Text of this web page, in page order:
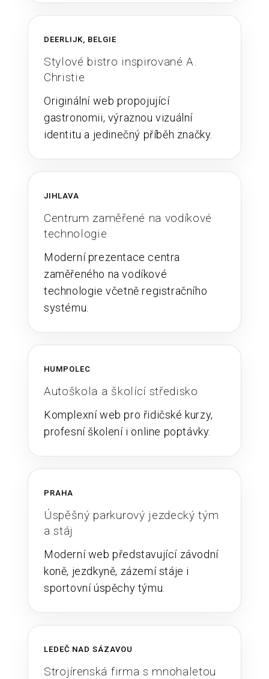
DEERLIJK, BELGIE
Stylové bistro inspirované A.
Christie
Originální web propojující
gastronomii, výraznou vizuální
identitu a jedinečný příběh značky.
JIHLAVA
Centrum zaměřené na vodíkové
technologie
Moderní prezentace centra
zaměřeného na vodíkové
technologie včetně registračního
systému.
HUMPOLEC
Autoškola a školící středisko
Komplexní web pro řidičské kurzy,
profesní školení i online poptávky.
PRAHA
Úspěšný parkurový jezdecký tým
a stáj
Moderní web představující závodní
koně, jezdkyně, zázemí stáje i
sportovní úspěchy týmu.
LEDEČ NAD SÁZAVOU
Strojírenská firma s mnohaletou